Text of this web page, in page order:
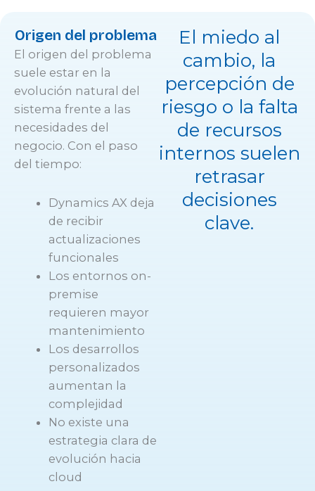
Origen del problema
El origen del problema
suele estar en la
evolución natural del
sistema frente a las
necesidades del
negocio. Con el paso
del tiempo:
Dynamics AX deja
de recibir
actualizaciones
funcionales
Los entornos on-
premise
requieren mayor
mantenimiento
Los desarrollos
personalizados
aumentan la
complejidad
No existe una
estrategia clara de
evolución hacia
cloud
El miedo al
cambio, la
percepción de
riesgo o la falta
de recursos
internos suelen
retrasar
decisiones
clave.